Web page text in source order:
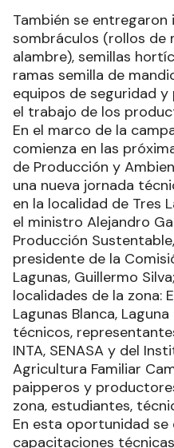
También se
sombráculos (rollos de
alambre), semillas
ramas semilla de
equipos de seguridad
el trabajo de los
En el marco de la
comienza en las
de Producción y
una nueva jornada
en la localidad de Tres
el ministro Alejandro
Producción
presidente de la
Lagunas, Guillermo
localidades de la zona:
Lagunas Blanca,
técnicos, representantes
INTA, SENASA y del
Agricultura Familiar
paipperos y
zona, estudiantes,
En esta oportunidad se
capacitaciones